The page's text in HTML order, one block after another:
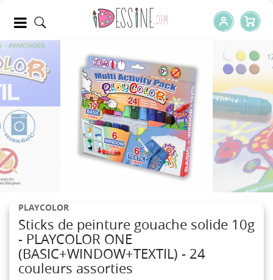
PLAYCOLOR
Sticks de peinture gouache solide 10g
- PLAYCOLOR ONE
(BASIC+WINDOW+TEXTIL) - 24
couleurs assorties